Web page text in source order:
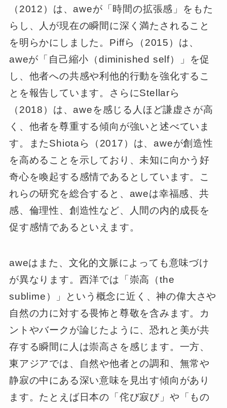
（2012）は、aweが「時間の拡張感」をもた
らし、人が現在の瞬間に深く満たされること
を明らかにしました。Piffら（2015）は、
aweが「自己縮小（diminished self）」を促
し、他者への共感や利他的行動を強化するこ
とを報告しています。さらにStellarら
（2018）は、aweを感じる人ほど謙虚さが高
く、他者を尊重する傾向が強いと述べていま
す。またShiotaら（2017）は、aweが創造性
を高めることを示しており、未知に向かう好
奇心を喚起する感情であるとしています。こ
れらの研究を総合すると、aweは幸福感、共
感、倫理性、創造性など、人間の内的成長を
促す感情であるといえます。
aweはまた、文化的文脈によっても意味づけ
が異なります。西洋では「崇高（the
sublime）」という概念に近く、神の偉大さや
自然の力に対する畏怖と尊敬を含みます。カ
ントやバークが論じたように、恐れと美が共
存する瞬間に人は崇高さを感じます。一方、
東アジアでは、自然や他者との調和、無常や
静寂の中にある深い意味を見出す傾向があり
ます。たとえば日本の「侘び寂び」や「もの